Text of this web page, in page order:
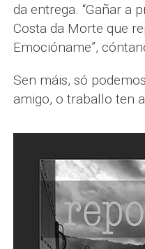
da entrega. “Gañar a
Costa da Morte que
Emocióname”,
Sen máis, só
amigo, o traballo ten